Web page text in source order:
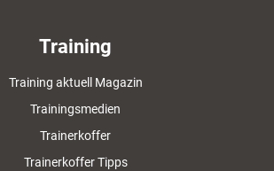
Training
Training aktuell Magazin
Trainingsmedien
Trainerkoffer
Trainerkoffer Tipps